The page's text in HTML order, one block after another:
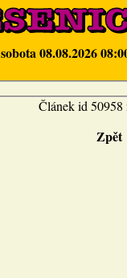
sobota 08.08.2026
Článek id 50958
Zpět